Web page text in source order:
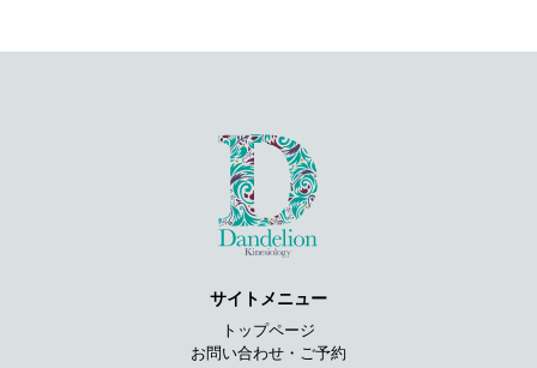
サイトメニュー
トップページ
お問い合わせ・ご予約